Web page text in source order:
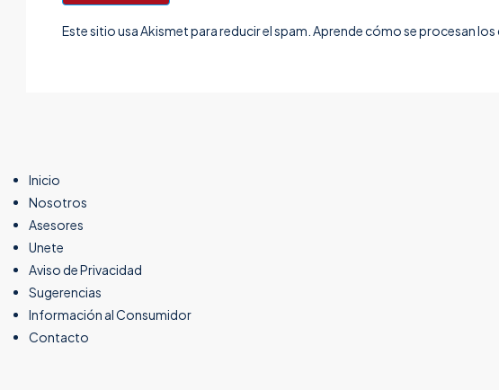
Este sitio usa Akismet para reducir el spam. Aprende cómo se procesan
Inicio
Nosotros
Asesores
Unete
Aviso de Privacidad
Sugerencias
Información al Consumidor
Contacto